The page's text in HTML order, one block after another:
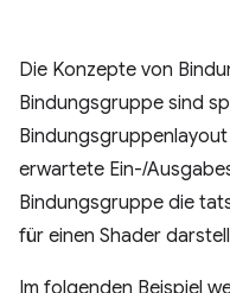
Die Konzepte von
Bindungsgruppe sind
erwartete Ein-/
Bindungsgruppe die
für einen Shader
Im folgenden Beispiel